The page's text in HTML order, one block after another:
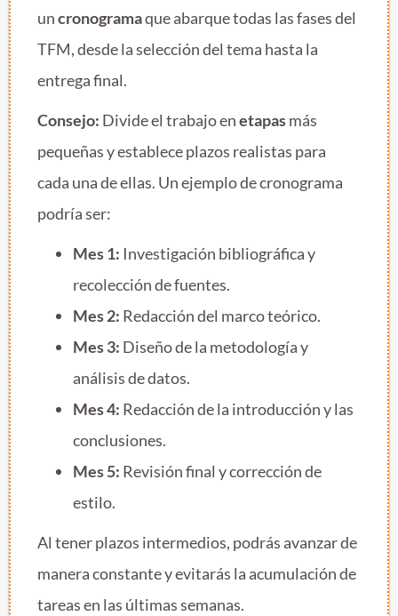
uncronogramaque abarque todas las fases del
TFM, desde la selección del tema hasta la
entrega final.
Consejo: Divide el trabajo enetapasmás
pequeñas y establece plazos realistas para
cada una de ellas. Un ejemplo de cronograma
podría ser:
Mes 1: Investigación bibliográfica y
recolección de fuentes.
Mes 2: Redacción del marco teórico.
Mes 3: Diseño de la metodología y
análisis de datos.
Mes 4: Redacción de la introducción y las
conclusiones.
Mes 5: Revisión final y corrección de
estilo.
Al tener plazos intermedios, podrás avanzar de
manera constante y evitarás la acumulación de
tareas en las últimas semanas.